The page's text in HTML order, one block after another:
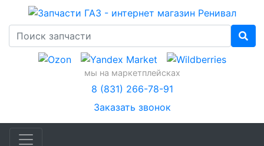
мы на маркетплейсках
8 (831) 266-78-91
Заказать звонок